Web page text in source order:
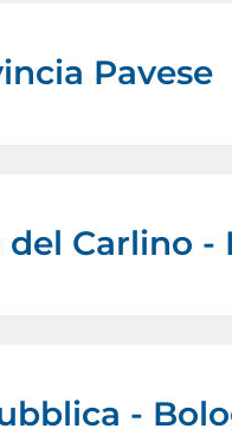
Pavese
del Carlino -
-